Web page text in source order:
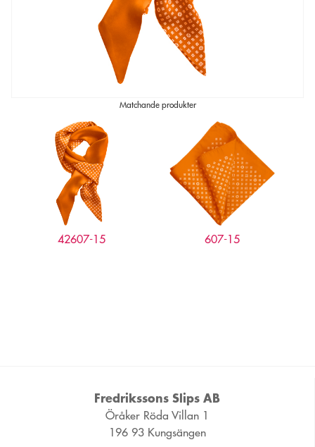
Matchande produkter
42607-15 607-15
Fredrikssons Slips AB
Öråker Röda Villan 1
196 93 Kungsängen